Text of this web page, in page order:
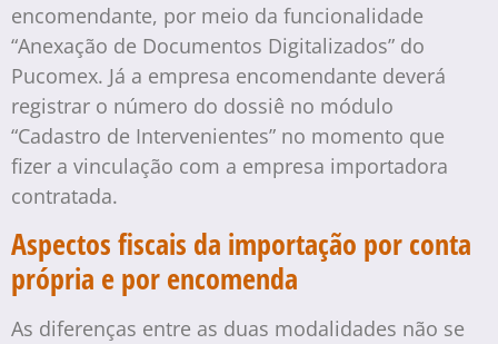
encomendante, por meio da funcionalidade
“Anexação de Documentos Digitalizados” do
Pucomex. Já a empresa encomendante deverá
registrar o número do dossiê no módulo
“Cadastro de Intervenientes” no momento que
fizer a vinculação com a empresa importadora
contratada.
Aspectos fiscais da importação por conta
própria e por encomenda
As diferenças entre as duas modalidades não se